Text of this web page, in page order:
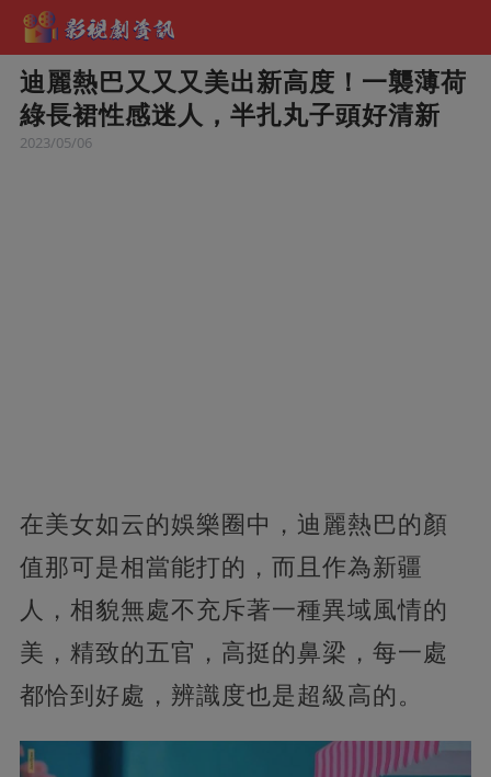
迪麗熱巴又又又美出新高度！一襲薄荷
綠長裙性感迷人，半扎丸子頭好清新
2023/05/06
在美女如云的娛樂圈中，迪麗熱巴的顏
值那可是相當能打的，而且作為新疆
人，相貌無處不充斥著一種異域風情的
美，精致的五官，高挺的鼻梁，每一處
都恰到好處，辨識度也是超級高的。